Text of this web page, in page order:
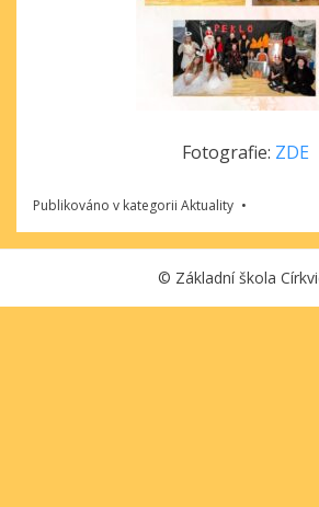
Fotografie: ZDE
Publikováno v kategorii Aktuality
© Základní škola